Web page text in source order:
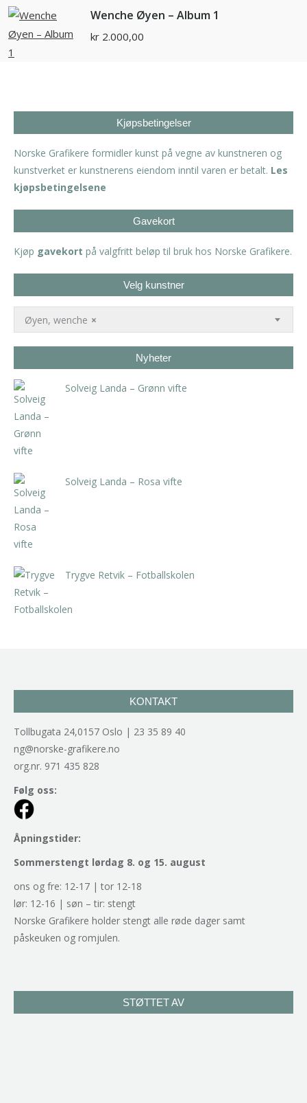
Wenche Øyen – Album 1
kr 2.000,00
Kjøpsbetingelser
Norske Grafikere formidler kunst på vegne av kunstneren og
kunstverket er kunstnerens eiendom inntil varen er betalt. Les
kjøpsbetingelsene
Gavekort
Kjøp gavekort på valgfritt beløp til bruk hos Norske Grafikere.
Velg kunstner
×
Øyen, wenche
Nyheter
Solveig Landa – Grønn vifte
Solveig Landa – Rosa vifte
Trygve Retvik – Fotballskolen
KONTAKT
Tollbugata 24,0157 Oslo | 23 35 89 40
ng@norske-grafikere.no
org.nr. 971 435 828
Følg oss:
Åpningstider:
Sommerstengt lørdag 8. og 15. august
ons og fre: 12-17 | tor 12-18
lør: 12-16 | søn – tir: stengt
Norske Grafikere holder stengt alle røde dager samt
påskeuken og romjulen.
STØTTET AV